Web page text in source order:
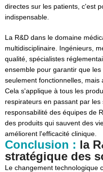
directes sur les patients, c'est
indispensable.
La R&D dans le domaine
multidisciplinaire. Ingénieurs,
qualité, spécialistes
ensemble pour garantir que
seulement fonctionnelles, mais
Cela s'applique à tous les
respirateurs en passant par
responsabilité des équipes de
des produits qui sauvent des
améliorent l'efficacité clinique.
Conclusion : la
stratégique des
Le changement technologique